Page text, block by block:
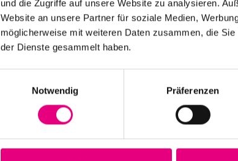
und die Zugriffe auf unsere Website zu analysieren.
Website an unsere Partner für soziale Medien,
möglicherweise mit weiteren Daten zusammen, die
der Dienste gesammelt haben.
Notwendig
Präferenzen